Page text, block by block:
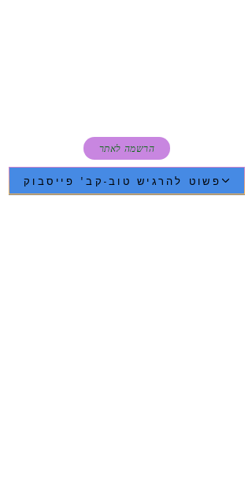
הרשמה לאתר
פשוט להרגיש טוב-קב' פייסבוק